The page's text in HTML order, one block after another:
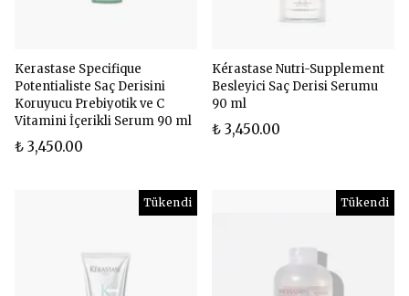
Kerastase Specifique
Potentialiste Saç Derisini
Koruyucu Prebiyotik ve C
Vitamini İçerikli Serum 90 ml
₺ 3,450.00
Kérastase Nutri-Supplement
Besleyici Saç Derisi Serumu
90 ml
₺ 3,450.00
Tükendi Tükendi